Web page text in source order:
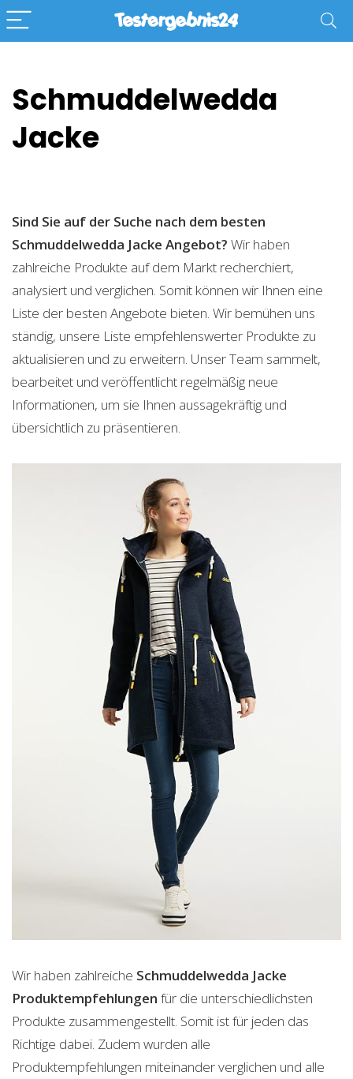
Schmuddelwedda
Jacke
Sind Sie auf der Suche nach dem besten
Schmuddelwedda Jacke Angebot? Wir haben
zahlreiche Produkte auf dem Markt recherchiert,
analysiert und verglichen. Somit können wir Ihnen eine
Liste der besten Angebote bieten. Wir bemühen uns
ständig, unsere Liste empfehlenswerter Produkte zu
aktualisieren und zu erweitern. Unser Team sammelt,
bearbeitet und veröffentlicht regelmäßig neue
Informationen, um sie Ihnen aussagekräftig und
übersichtlich zu präsentieren.
Wir haben zahlreiche Schmuddelwedda Jacke
Produktempfehlungen für die unterschiedlichsten
Produkte zusammengestellt. Somit ist für jeden das
Richtige dabei. Zudem wurden alle
Produktempfehlungen miteinander verglichen und alle